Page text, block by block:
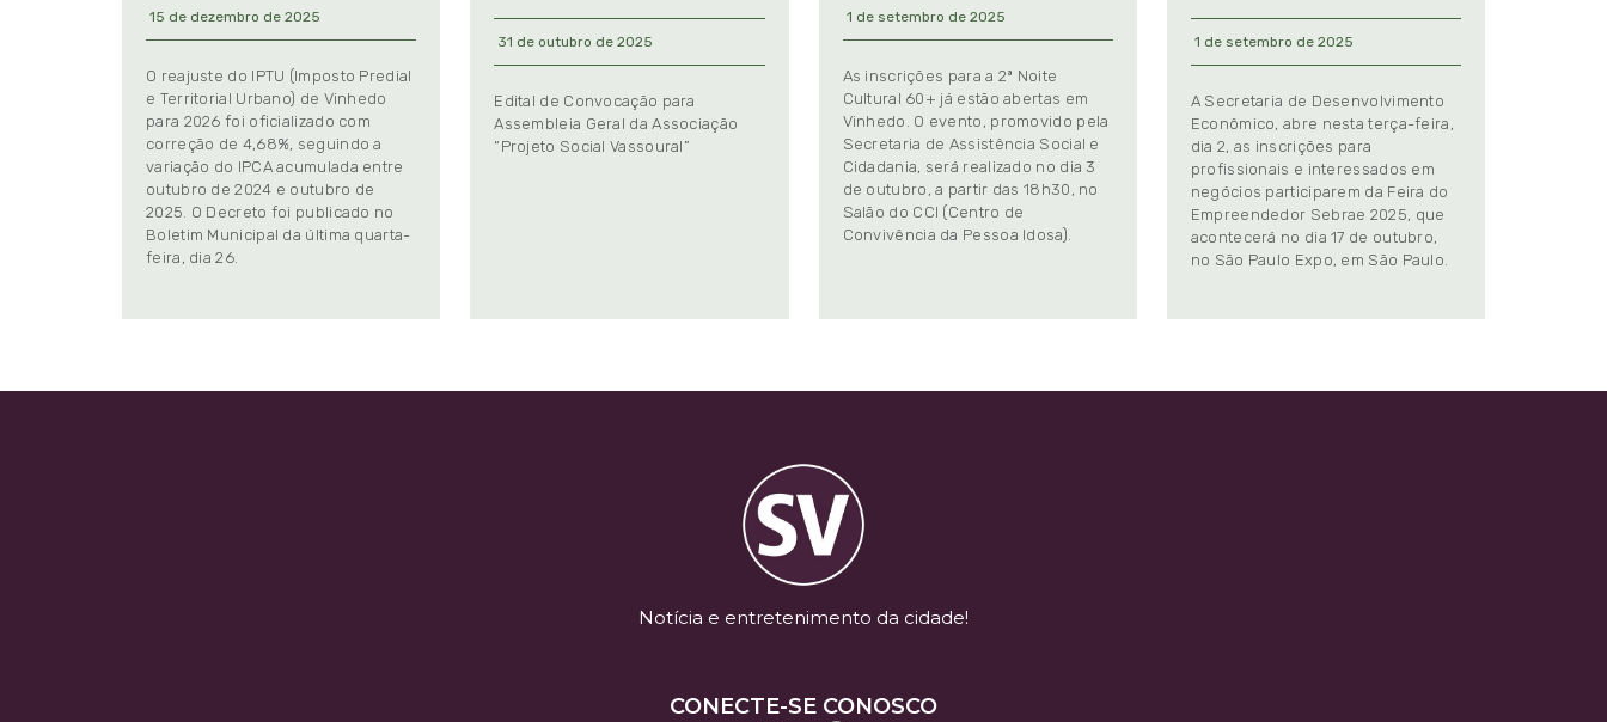
15 de dezembro de 2025
O reajuste do IPTU (Imposto Predial
e Territorial Urbano) de Vinhedo
para 2026 foi oficializado com
correção de 4,68%, seguindo a
variação do IPCA acumulada entre
outubro de 2024 e outubro de
2025. O Decreto foi publicado no
Boletim Municipal da última quarta-
feira, dia 26.
31 de outubro de 2025
Edital de Convocação para
Assembleia Geral da Associação
“Projeto Social Vassoural”
1 de setembro de 2025
As inscrições para a 2ª Noite
Cultural 60+ já estão abertas em
Vinhedo. O evento, promovido pela
Secretaria de Assistência Social e
Cidadania, será realizado no dia 3
de outubro, a partir das 18h30, no
Salão do CCI (Centro de
Convivência da Pessoa Idosa).
1 de setembro de 2025
A Secretaria de Desenvolvimento
Econômico, abre nesta terça-feira,
dia 2, as inscrições para
profissionais e interessados em
negócios participarem da Feira do
Empreendedor Sebrae 2025, que
acontecerá no dia 17 de outubro,
no São Paulo Expo, em São Paulo.
Notícia e entretenimento da cidade!
CONECTE-SE CONOSCO